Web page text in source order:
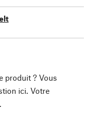
produit ? Vous
ici. Votre